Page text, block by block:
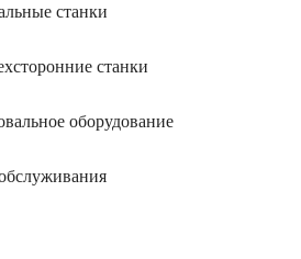
станки
станки
оборудование